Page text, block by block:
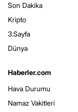
Son Dakika
Kripto
3.Sayfa
Dünya
Haberler.com
Hava Durumu
Namaz Vakitleri